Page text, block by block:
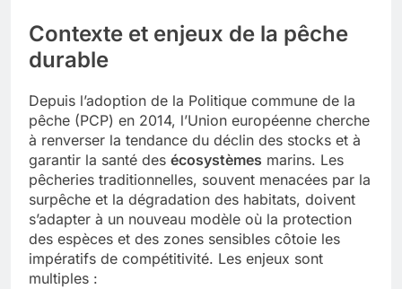
Contexte et enjeux de la pêche
durable
Depuis l’adoption de la Politique commune de la
pêche (PCP) en 2014, l’Union européenne cherche
à renverser la tendance du déclin des stocks et à
garantir la santé des écosystèmes marins. Les
pêcheries traditionnelles, souvent menacées par la
surpêche et la dégradation des habitats, doivent
s’adapter à un nouveau modèle où la protection
des espèces et des zones sensibles côtoie les
impératifs de compétitivité. Les enjeux sont
multiples :